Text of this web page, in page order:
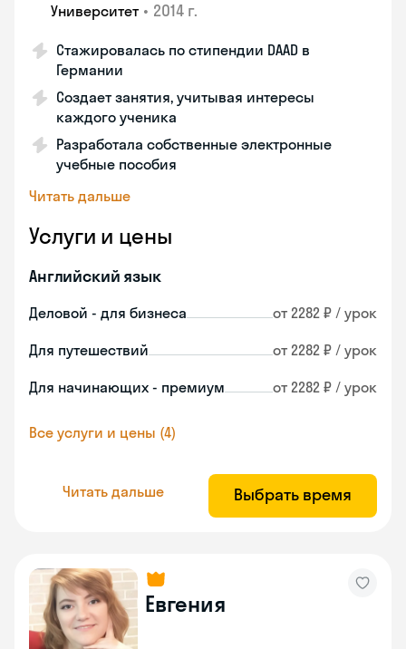
Университет • 2014 г.
Стажировалась по стипендии DAAD в
Германии
Создает занятия, учитывая интересы
каждого ученика
Разработала собственные электронные
учебные пособия
Читать дальше
Услуги и цены
Английский язык
Деловой - для бизнеса от 2282 ₽ / урок
Для путешествий от 2282 ₽ / урок
Для начинающих - премиум от 2282 ₽ / урок
Все услуги и цены (4)
Читать дальше Выбрать время
Евгения